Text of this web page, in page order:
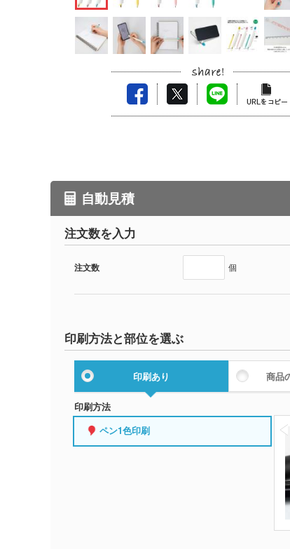
自動見積
注文数を入力
注文数 個
印刷方法と部位を選ぶ
印刷あり 商品
印刷方法
ペン1色印刷